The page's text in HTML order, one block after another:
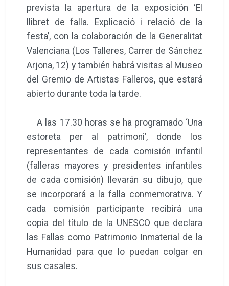
prevista la apertura de la exposición ‘El
llibret de falla. Explicació i relació de la
festa’, con la colaboración de la Generalitat
Valenciana (Los Talleres, Carrer de Sánchez
Arjona, 12) y también habrá visitas al Museo
del Gremio de Artistas Falleros, que estará
abierto durante toda la tarde.
A las 17.30 horas se ha programado ‘Una
estoreta per al patrimoni’, donde los
representantes de cada comisión infantil
(falleras mayores y presidentes infantiles
de cada comisión) llevarán su dibujo, que
se incorporará a la falla conmemorativa. Y
cada comisión participante recibirá una
copia del título de la UNESCO que declara
las Fallas como Patrimonio Inmaterial de la
Humanidad para que lo puedan colgar en
sus casales.